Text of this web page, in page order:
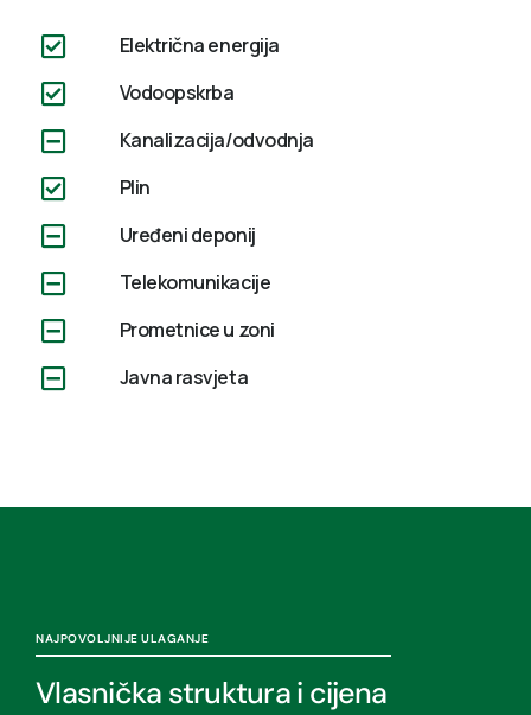
Električna energija
Vodoopskrba
Kanalizacija/odvodnja
Plin
Uređeni deponij
Telekomunikacije
Prometnice u zoni
Javna rasvjeta
NAJPOVOLJNIJE ULAGANJE
Vlasnička struktura i cijena